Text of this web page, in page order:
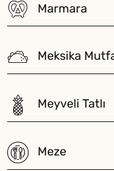
Marmara
Meksika
Meyveli Tatlı
Meze